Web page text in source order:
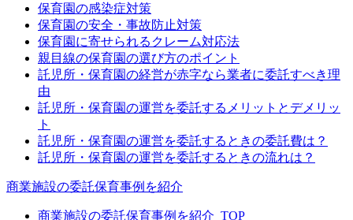
保育園の感染症対策
保育園の安全・事故防止対策
保育園に寄せられるクレーム対応法
親目線の保育園の選び方のポイント
託児所・保育園の経営が赤字なら業者に委託すべき理
由
託児所・保育園の運営を委託するメリットとデメリッ
ト
託児所・保育園の運営を委託するときの委託費は？
託児所・保育園の運営を委託するときの流れは？
商業施設の委託保育事例を紹介
商業施設の委託保育事例を紹介_TOP